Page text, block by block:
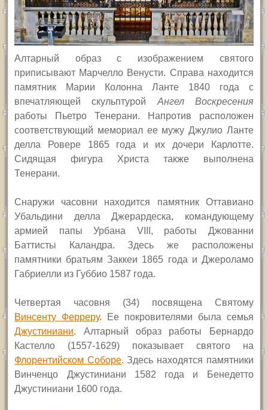
Алтарный образ с изображением святого
приписывают Марчелло Венусти. Справа находится
памятник Марии Колонна Ланте 1840 года с
впечатляющей скульптуройАнгел Воскресения
работы Пьетро Тенерани. Напротив расположен
соответствующий мемориал ее мужу Джулио Ланте
делла Ровере 1865 года и их дочери Карлотте.
Сидящая фигура Христа также выполнена
Тенерани.
Снаружи часовни находится памятник Оттавиано
Убальдини делла Джерардеска, командующему
армией папы Урбана VIII, работы Джованни
Баттисты Каландра. Здесь же расположены
памятники братьям Заккеи 1865 года и Джероламо
Габриелли из Губбио 1587 года.
Четвертая часовня (34) посвящена Святому
Винсенту Ферреру. Ее покровителями была семья
Джустиниани. Алтарный образ работы Бернардо
Кастелло (1557-1629) показывает святого на
Флорентийском Соборе. Здесь находятся памятники
Винченцо Джустиниани 1582 года и Бенедетто
Джустиниани 1600 года.